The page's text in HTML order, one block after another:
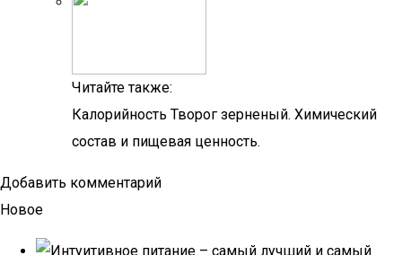
Читайте также:
Калорийность Творог зерненый. Химический
состав и пищевая ценность.
Добавить комментарий
Новое